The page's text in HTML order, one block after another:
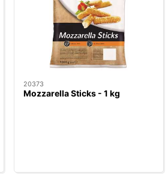
20373
Mozzarella Sticks - 1 kg